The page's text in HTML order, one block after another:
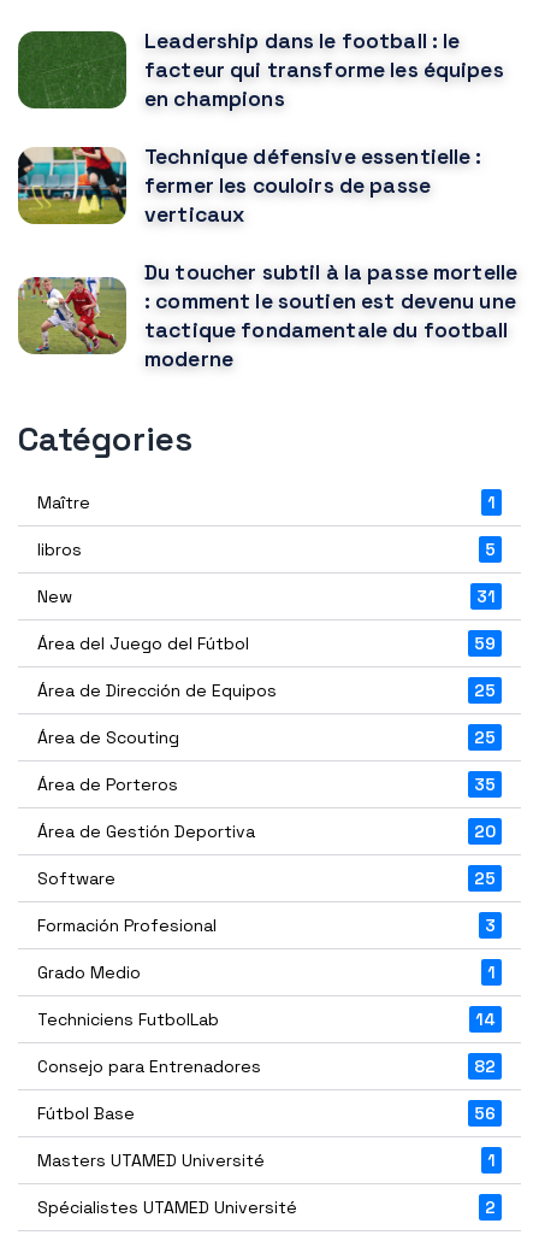
Leadership dans le football : le
facteur qui transforme les équipes
en champions
Technique défensive essentielle :
fermer les couloirs de passe
verticaux
Du toucher subtil à la passe mortelle
: comment le soutien est devenu une
tactique fondamentale du football
moderne
Catégories
Maître 1
libros 5
New 31
Área del Juego del Fútbol 59
Área de Dirección de Equipos 25
Área de Scouting 25
Área de Porteros 35
Área de Gestión Deportiva 20
Software 25
Formación Profesional 3
Grado Medio 1
Techniciens FutbolLab 14
Consejo para Entrenadores 82
Fútbol Base 56
Masters UTAMED Université 1
Spécialistes UTAMED Université 2